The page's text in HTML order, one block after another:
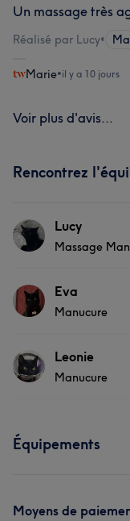
Un massage très
Réalisé par Lucy•
Marie•il y a 10 jours
Voir plus d'avis...
Rencontrez
Lucy
Massage
Prestations
Épilation
Eva
Manucure
Prestations
Leonie
Manucure
Équipements
Moyens de